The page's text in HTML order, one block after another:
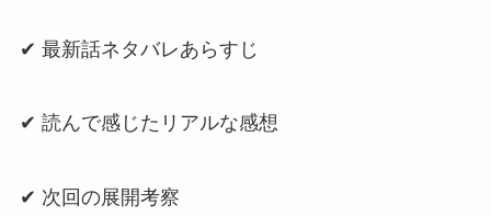
✔ 最新話ネタバレあらすじ
✔ 読んで感じたリアルな感想
✔ 次回の展開考察